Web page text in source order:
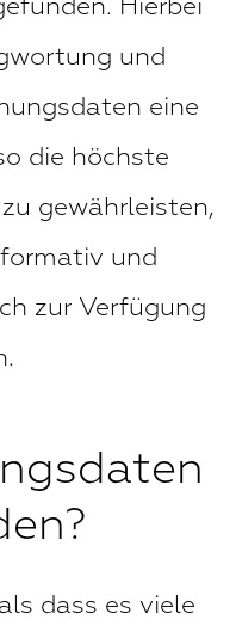
Hierbei
und
eine
die höchste
gewährleisten,
und
zur Verfügung
dass es viele